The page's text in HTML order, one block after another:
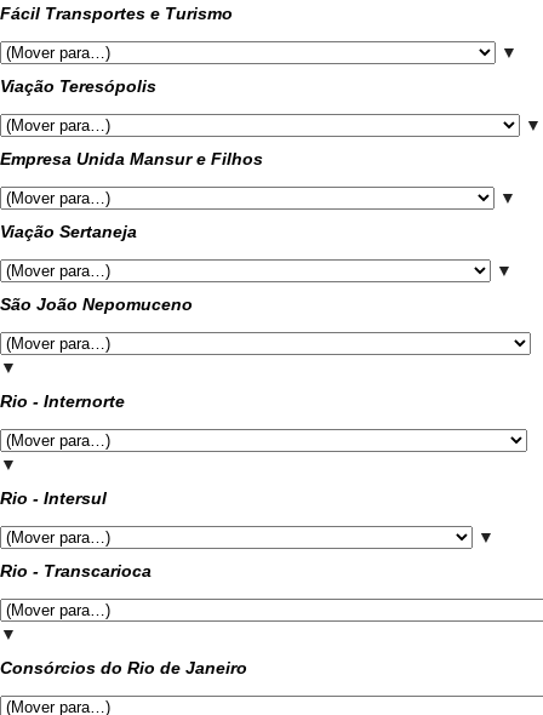
Fácil Transportes e Turismo
▼
Viação Teresópolis
▼
Empresa Unida Mansur e Filhos
▼
Viação Sertaneja
▼
São João Nepomuceno
▼
Rio - Internorte
▼
Rio - Intersul
▼
Rio - Transcarioca
▼
Consórcios do Rio de Janeiro